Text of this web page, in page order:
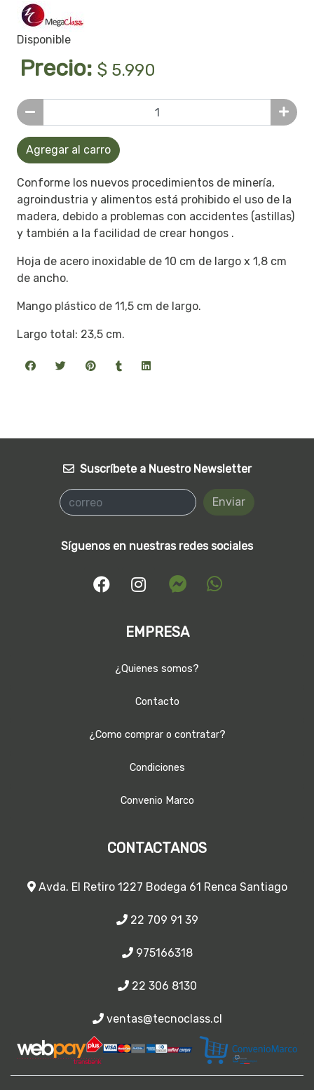
Disponible
Precio: $ 5.990
Agregar al carro
Conforme los nuevos procedimientos de minería,
agroindustria y alimentos está prohibido el uso de la
madera, debido a problemas con accidentes (astillas)
y también a la facilidad de crear hongos .
Hoja de acero inoxidable de 10 cm de largo x 1,8 cm
de ancho.
Mango plástico de 11,5 cm de largo.
Largo total: 23,5 cm.
Suscríbete a Nuestro Newsletter
Enviar
Síguenos en nuestras redes sociales
EMPRESA
¿Quienes somos?
Contacto
¿Como comprar o contratar?
Condiciones
Convenio Marco
CONTACTANOS
Avda. El Retiro 1227 Bodega 61 Renca Santiago
22 709 91 39
975166318
22 306 8130
ventas@tecnoclass.cl